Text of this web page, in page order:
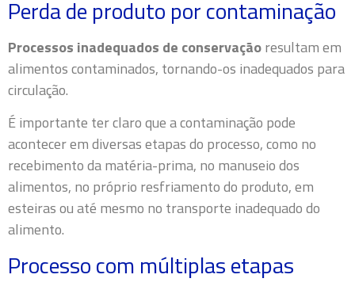
Perda de produto por contaminação
Processos inadequados de conservaçãoresultam em
alimentos contaminados, tornando-os inadequados para
circulação.
É importante ter claro que a contaminação pode
acontecer em diversas etapas do processo, como no
recebimento damatéria-prima, no manuseio dos
alimentos, no próprio resfriamento do produto, em
esteiras ou até mesmo no transporte inadequado do
alimento.
Processo com múltiplas etapas